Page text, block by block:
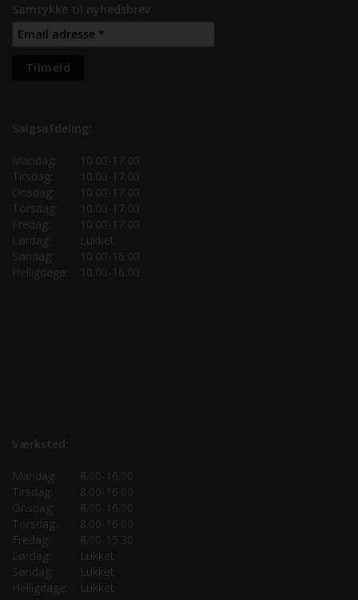
Samtykke til nyhedsbrev
Salgsafdeling:
Mandag:
10.00-17.00
Tirsdag:
10.00-17.00
Onsdag:
10.00-17.00
Torsdag:
10.00-17.00
Fredag:
10.00-17.00
Lørdag:
Lukket
Søndag:
10.00-16.00
Helligdage:
10.00-16.00
Værksted:
Mandag:
8.00-16.00
Tirsdag:
8.00-16.00
Onsdag:
8.00-16.00
Torsdag:
8.00-16.00
Fredag:
8.00-15.30
Lørdag:
Lukket
Søndag:
Lukket
Helligdage:
Lukket